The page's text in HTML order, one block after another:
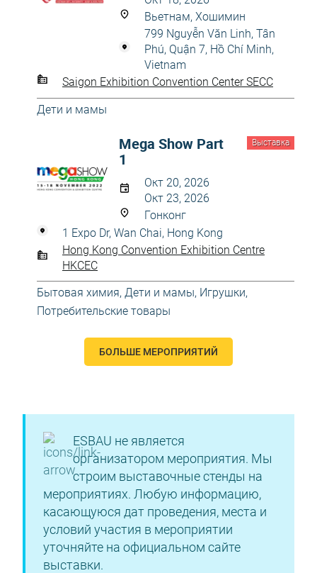
Вьетнам, Хошимин
799 Nguyễn Văn Linh, Tân
Phú, Quận 7, Hồ Chí Minh,
Vietnam
Saigon Exhibition Convention Center SECC
Дети и мамы
Выставка
Mega Show Part
1
Окт 20, 2026
Окт 23, 2026
Гонконг
1 Expo Dr, Wan Chai, Hong Kong
Hong Kong Convention Exhibition Centre
HKCEC
Бытовая химия, Дети и мамы, Игрушки,
Потребительские товары
БОЛЬШЕ МЕРОПРИЯТИЙ
ESBAU не является
организатором мероприятия. Мы
строим выставочные стенды на
мероприятиях. Любую информацию,
касающуюся дат проведения, места и
условий участия в мероприятии
уточняйте на официальном сайте
выставки.